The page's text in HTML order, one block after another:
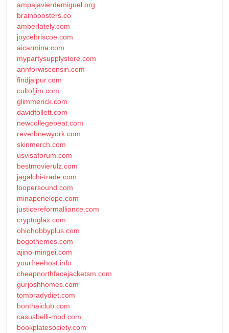
ampajavierdemiguel.org
brainboosters.co
amberlately.com
joycebriscoe.com
aicarmina.com
mypartysupplystore.com
annforwisconsin.com
findjaipur.com
cultofjim.com
glimmerick.com
davidfollett.com
newcollegebeat.com
reverbnewyork.com
skinmerch.com
usvisaforum.com
bestmovierulz.com
jagalchi-trade.com
loopersound.com
minapenelope.com
justicereformalliance.com
cryptoglax.com
ohiohobbyplus.com
bogothemes.com
ajino-mingei.com
yourfreehost.info
cheapnorthfacejacketsm.com
gurjoshhomes.com
tombradydiet.com
bonthaiclub.com
casusbelli-mod.com
bookplatesociety.com